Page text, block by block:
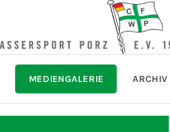
MEDIENGALERIE ARCHIV